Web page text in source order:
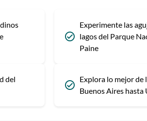
Experimente las
lagos del Parque
Paine
del
Explora lo mejor de
Buenos Aires hasta